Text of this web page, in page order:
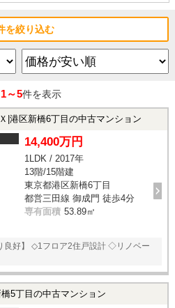
買いたい
売りたい
6つの強み
スタッフ紹介
お問い合わせ
を絞り込む
1～5件を表示
|港区新橋6丁目の中古マンション
14,400万円
1LDK / 2017年
13階/15階建
東京都港区新橋6丁目
都営三田線 御成門 徒歩4分
専有面積 53.89㎡
良好】 ◇1フロア2住戸設計 ◇リノベー
5丁目の中古マンション